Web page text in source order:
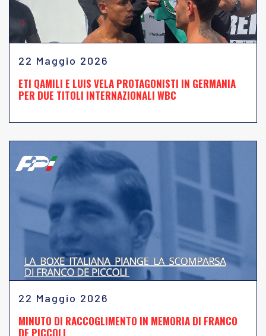
22 Maggio 2026
ETI QAMILI E LUIS VELA PROTAGONISTI IN GERMANIA
PER DUE TITOLI INTERNAZIONALI WBC
22 Maggio 2026
MINUTO DI RACCOGLIMENTO IN MEMORIA DI FRANCO
DE PICCOLI